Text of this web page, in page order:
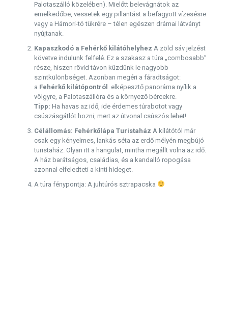
Palotaszálló közelében). Mielőtt belevágnátok az
emelkedőbe, vessetek egy pillantást a befagyott vízesésre
vagy a Hámori-tó tükrére – télen egészen drámai látványt
nyújtanak.
Kapaszkodó a Fehérkő kilátóhelyhez A zöld sáv jelzést
követve indulunk felfelé. Ez a szakasz a túra „combosabb”
része, hiszen rövid távon küzdünk le nagyobb
szintkülönbséget. Azonban megéri a fáradtságot:
a Fehérkő kilátópontról
elképesztő panoráma nyílik a
völgyre, a Palotaszállóra és a környező bércekre.
Tipp: Ha havas az idő, ide érdemes túrabotot vagy
csúszásgátlót hozni, mert az útvonal csúszós lehet!
Célállomás: Fehérkőlápa Turistaház A kilátótól már
csak egy kényelmes, lankás séta az erdő mélyén megbújó
turistaház. Olyan itt a hangulat, mintha megállt volna az idő.
A ház barátságos, családias, és a kandalló ropogása
azonnal elfeledteti a kinti hideget.
A túra fénypontja: A juhtúrós sztrapacska